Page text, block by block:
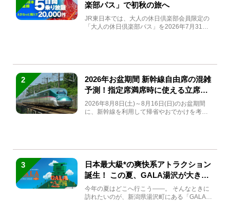
楽部パス」で初秋の旅へ
JR東日本では、大人の休日倶楽部会員限定の
「大人の休日倶楽部パス」を2026年7月31日
2
2026年お盆期間 新幹線自由席の混雑
予測！指定席満席時に使える立席特
急券も解説
2026年8月8日(土)～8月16日(日)のお盆期間
に、新幹線を利用して帰省やおでかけを考え
3
日本最大級*の爽快系アトラクション
誕生！ この夏、GALA湯沢が大きく
生まれ変わる
今年の夏はどこへ行こう――。 そんなときに
訪れたいのが、新潟県湯沢町にある「GALA湯